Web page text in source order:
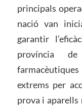
principals
nació van
garantir
província
extrems per
prova i